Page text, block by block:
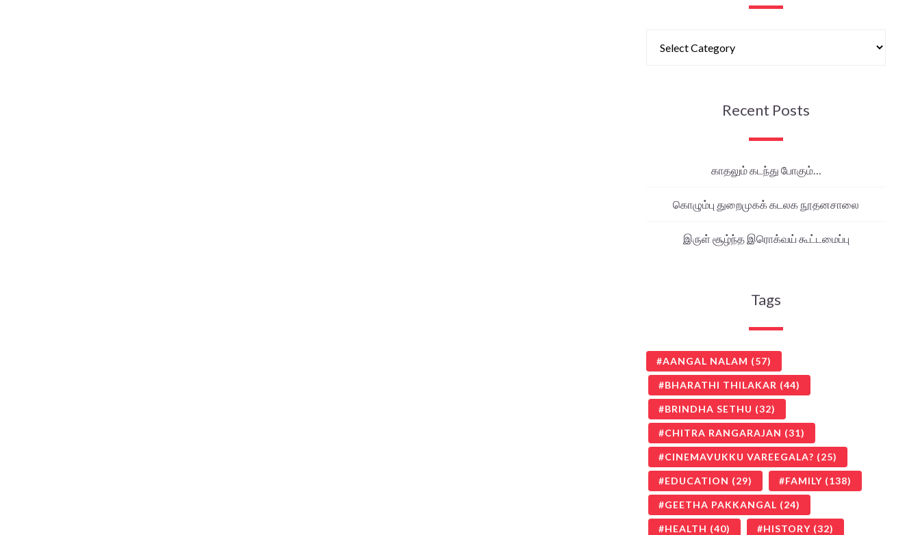
Recent Posts
காதலும் கடந்து போகும்…
கொழும்பு துறைமுகக் கடலக நூதனசாலை
இருள் சூழ்ந்த இரொக்வய் கூட்டமைப்பு
Tags
AANGAL NALAM (57)
BHARATHI THILAKAR (44)
BRINDHA SETHU (32)
CHITRA RANGARAJAN (31)
CINEMAVUKKU VAREEGALA? (25)
EDUCATION (29) FAMILY (138)
GEETHA PAKKANGAL (24)
HEALTH (40) HISTORY (32)